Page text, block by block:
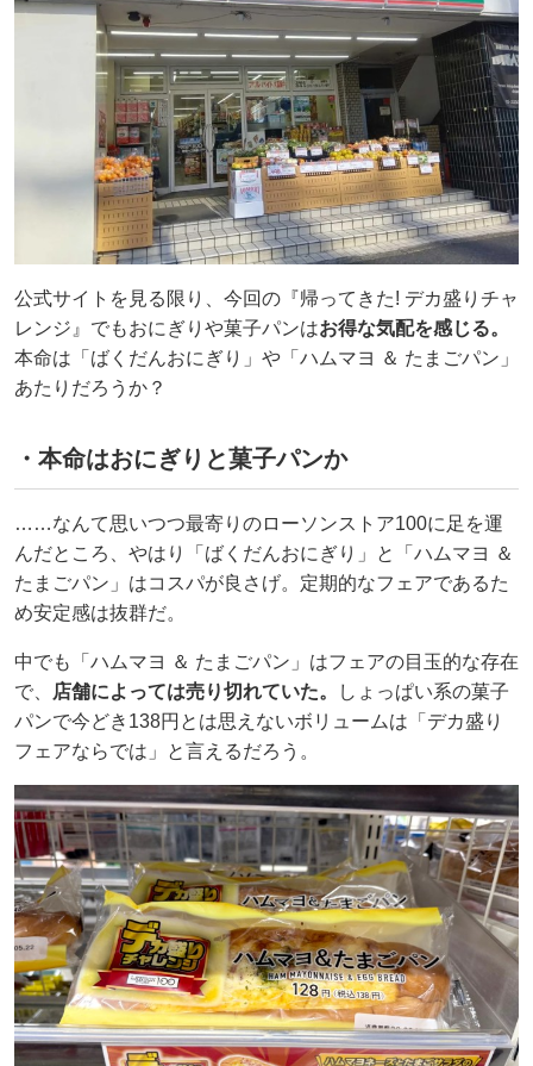
公式サイトを見る限り、今回の『帰ってきた! デカ盛りチャ
レンジ』でもおにぎりや菓子パンはお得な気配を感じる。
本命は「ばくだんおにぎり」や「ハムマヨ ＆ たまごパン」
あたりだろうか？
・本命はおにぎりと菓子パンか
……なんて思いつつ最寄りのローソンストア100に足を運
んだところ、やはり「ばくだんおにぎり」と「ハムマヨ ＆
たまごパン」はコスパが良さげ。定期的なフェアであるた
め安定感は抜群だ。
中でも「ハムマヨ ＆ たまごパン」はフェアの目玉的な存在
で、
店舗によっては売り切れていた。
しょっぱい系の菓子
パンで今どき138円とは思えないボリュームは「デカ盛り
フェアならでは」と言えるだろう。